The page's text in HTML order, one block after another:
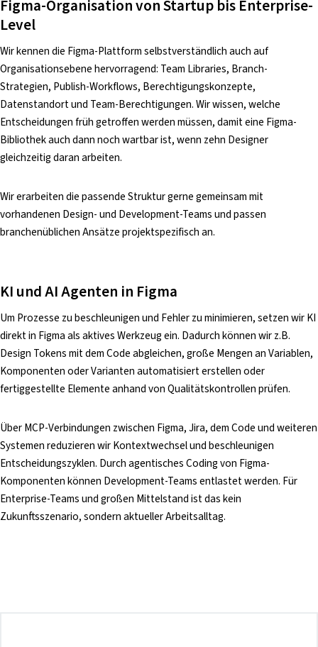
Figma-Organisation von Startup bis Enterprise-
Level
Wir kennen die Figma-Plattform selbstverständlich auch auf
Organisationsebene hervorragend: Team Libraries, Branch-
Strategien, Publish-Workflows, Berechtigungskonzepte,
Datenstandort und Team-Berechtigungen. Wir wissen, welche
Entscheidungen früh getroffen werden müssen, damit eine Figma-
Bibliothek auch dann noch wartbar ist, wenn zehn Designer
gleichzeitig daran arbeiten.
Wir erarbeiten die passende Struktur gerne gemeinsam mit
vorhandenen Design- und Development-Teams und passen
branchenüblichen Ansätze projektspezifisch an.
KI und AI Agenten in Figma
Um Prozesse zu beschleunigen und Fehler zu minimieren, setzen wir KI
direkt in Figma als aktives Werkzeug ein. Dadurch können wir z.B.
Design Tokens mit dem Code abgleichen, große Mengen an Variablen,
Komponenten oder Varianten automatisiert erstellen oder
fertiggestellte Elemente anhand von Qualitätskontrollen prüfen.
Über MCP-Verbindungen zwischen Figma, Jira, dem Code und weiteren
Systemen reduzieren wir Kontextwechsel und beschleunigen
Entscheidungszyklen. Durch agentisches Coding von Figma-
Komponenten können Development-Teams entlastet werden. Für
Enterprise-Teams und großen Mittelstand ist das kein
Zukunftsszenario, sondern aktueller Arbeitsalltag.